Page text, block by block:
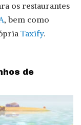
os restaurantes
, bem como
Taxify.
de